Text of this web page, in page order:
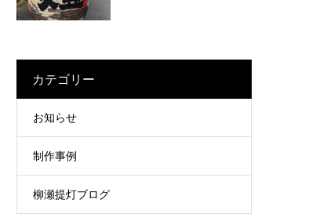
カテゴリー
お知らせ
制作事例
柳瀬提灯ブログ